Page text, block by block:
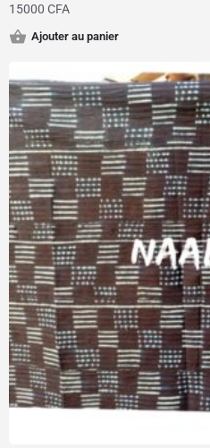
15000 CFA
Ajouter au panier